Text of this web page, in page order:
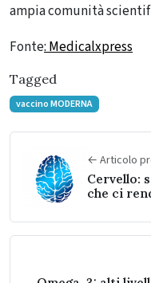
ampia comunità
Fonte: Medicalxpress
Tagged
vaccino MODERNA
← Articolo
Cervello:
che ci